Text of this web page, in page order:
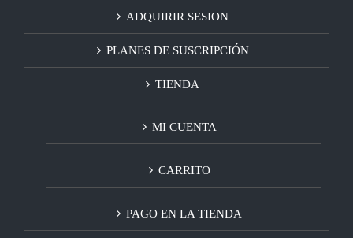
ADQUIRIR SESION
PLANES DE SUSCRIPCIÓN
TIENDA
MI CUENTA
CARRITO
PAGO EN LA TIENDA